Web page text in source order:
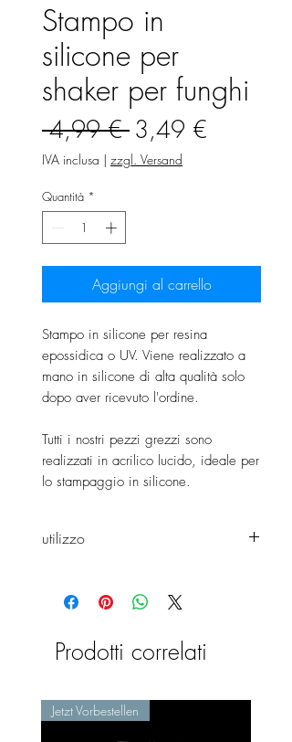
Stampo in
silicone per
shaker per funghi
4,99 € Prezzo
regolare
3,49 €
IVA inclusa | zzgl. Versand
Quantità *
Aggiungi al carrello
Stampo in silicone per resina
epossidica o UV. Viene realizzato a
mano in silicone di alta qualità solo
dopo aver ricevuto l'ordine.
Tutti i nostri pezzi grezzi sono
realizzati in acrilico lucido, ideale per
lo stampaggio in silicone.
utilizzo
come agitatore per finestre che
Prodotti correlati
Jetzt Vorbestellen